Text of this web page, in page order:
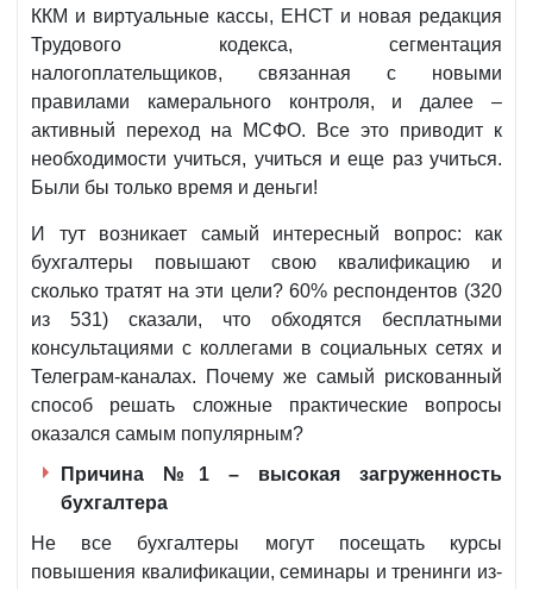
ККМ и виртуальные кассы, ЕНСТ и новая редакция
Трудового кодекса, сегментация
налогоплательщиков, связанная с новыми
правилами камерального контроля, и далее –
активный переход на МСФО. Все это приводит к
необходимости учиться, учиться и еще раз учиться.
Были бы только время и деньги!
И тут возникает самый интересный вопрос: как
бухгалтеры повышают свою квалификацию и
сколько тратят на эти цели? 60% респондентов (320
из 531) сказали, что обходятся бесплатными
консультациями с коллегами в социальных сетях и
Телеграм-каналах. Почему же самый рискованный
способ решать сложные практические вопросы
оказался самым популярным?
Причина №1 – высокая загруженность
бухгалтера
Не все бухгалтеры могут посещать курсы
повышения квалификации, семинары и тренинги из-